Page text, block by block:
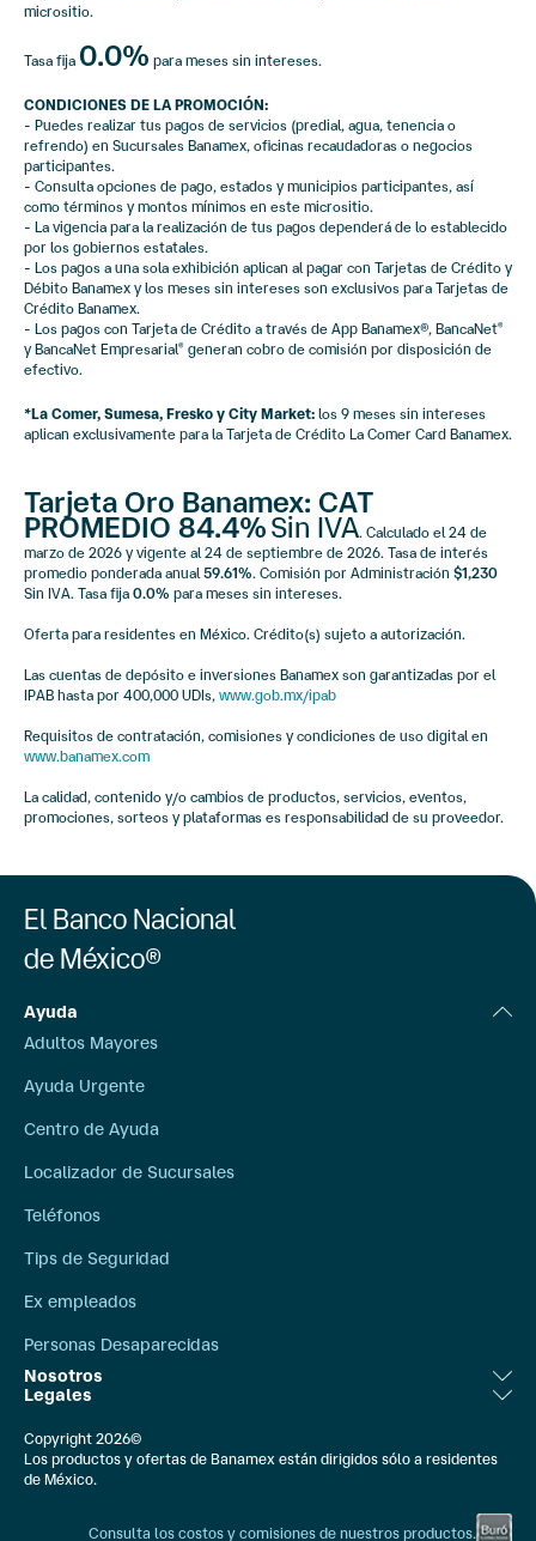
micrositio.
Tasa fija 0.0% para meses sin intereses.
CONDICIONES DE LA PROMOCIÓN:
- Puedes realizar tus pagos de servicios (predial, agua, tenencia o
refrendo) en Sucursales Banamex, oficinas recaudadoras o negocios
participantes.
- Consulta opciones de pago, estados y municipios participantes, así
como términos y montos mínimos en este micrositio.
- La vigencia para la realización de tus pagos dependerá de lo establecido
por los gobiernos estatales.
- Los pagos a una sola exhibición aplican al pagar con Tarjetas de Crédito y
Débito Banamex y los meses sin intereses son exclusivos para Tarjetas de
Crédito Banamex.
- Los pagos con Tarjeta de Crédito a través de App Banamex®, BancaNet®
y BancaNet Empresarial® generan cobro de comisión por disposición de
efectivo.
*La Comer, Sumesa, Fresko y City Market: los 9 meses sin intereses
aplican exclusivamente para la Tarjeta de Crédito La Comer Card Banamex.
Tarjeta Oro Banamex: CAT
PROMEDIO 84.4%Sin IVA. Calculado el 24 de
marzo de 2026 y vigente al 24 de septiembre de 2026. Tasa de interés
promedio ponderada anual 59.61%. Comisión por Administración $1,230
Sin IVA. Tasa fija 0.0% para meses sin intereses.
Oferta para residentes en México. Crédito(s) sujeto a autorización.
Las cuentas de depósito e inversiones Banamex son garantizadas por el
IPAB hasta por 400,000 UDIs, www.gob.mx/ipab
Requisitos de contratación, comisiones y condiciones de uso digital en
www.banamex.com
La calidad, contenido y/o cambios de productos, servicios, eventos,
promociones, sorteos y plataformas es responsabilidad de su proveedor.
El Banco Nacional
de México®
Ayuda
Adultos Mayores
Ayuda Urgente
Centro de Ayuda
Localizador de Sucursales
Teléfonos
Tips de Seguridad
Ex empleados
Personas Desaparecidas
Nosotros
Relación con Inversionistas
Bolsa de Trabajo
Comunicación Externa
Legales
Ley de Transparencia
Copyright 2026©
Los productos y ofertas de Banamex están dirigidos sólo a residentes
de México.
Consulta los costos y comisiones de nuestros productos.